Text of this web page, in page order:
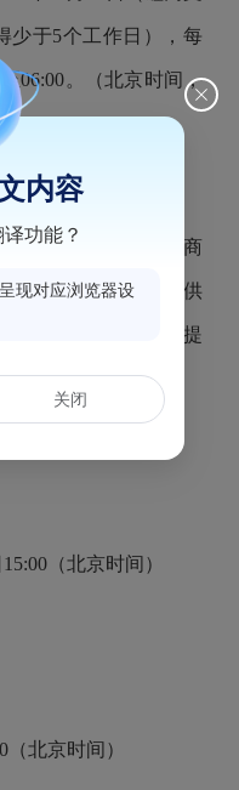
少于5个工作日），每
06:00。（北京时间，
大厦24层；
商文件的潜在供应商
现场报名领取。(3)供
文件并登记，否则提
收。
（北京时间）
北京时间）
内容
功能？
现对应浏览器设
关闭